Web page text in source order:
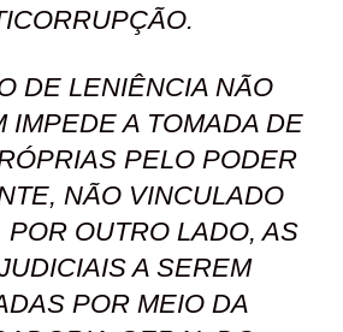
DE LENIÊNCIA NÃO
IMPEDE A TOMADA DE
PELO PODER
NÃO VINCULADO
POR OUTRO LADO, AS
A SEREM
POR MEIO DA